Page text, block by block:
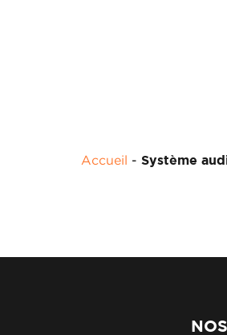
Accueil - Système